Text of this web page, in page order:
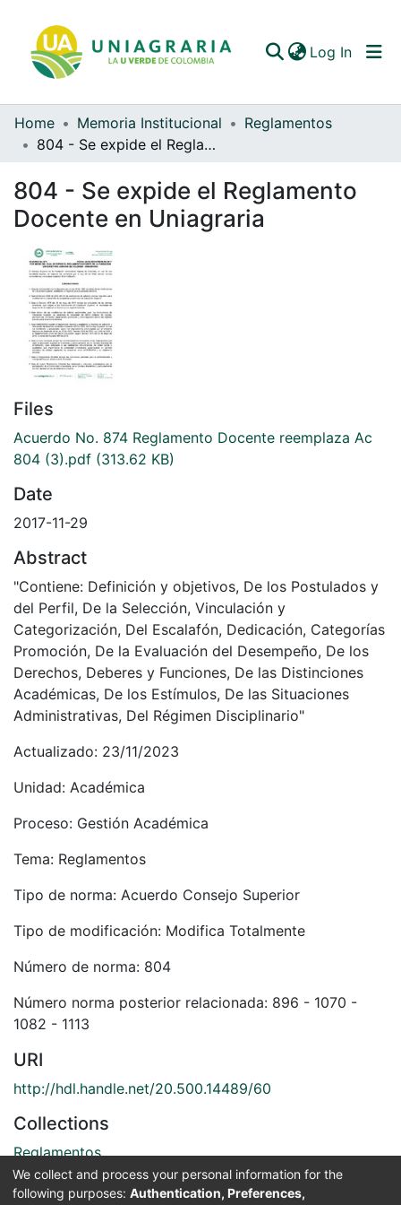
Log In
Communities & Collections
Statistics
Home Memoria Institucional
Reglamentos
804 - Se expide el Reglamento Docente en Uniagraria
804 - Se expide el Reglamento
Docente en Uniagraria
Files
Acuerdo No. 874 Reglamento Docente reemplaza Ac
804 (3).pdf (313.62 KB)
Date
2017-11-29
Abstract
"Contiene: Definición y objetivos, De los Postulados y
del Perfil, De la Selección, Vinculación y
Categorización, Del Escalafón, Dedicación, Categorías
Promoción, De la Evaluación del Desempeño, De los
Derechos, Deberes y Funciones, De las Distinciones
Académicas, De los Estímulos, De las Situaciones
Administrativas, Del Régimen Disciplinario"
Actualizado: 23/11/2023
Unidad: Académica
Proceso: Gestión Académica
Tema: Reglamentos
Tipo de norma: Acuerdo Consejo Superior
Tipo de modificación: Modifica Totalmente
Número de norma: 804
Número norma posterior relacionada: 896 - 1070 -
1082 - 1113
URI
http://hdl.handle.net/20.500.14489/60
Collections
Reglamentos
Docentes
We collect and process your personal information for the
following purposes: Authentication, Preferences,